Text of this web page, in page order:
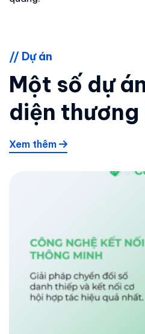
// Dự án
Một số dự
diện thương
Xem thêm